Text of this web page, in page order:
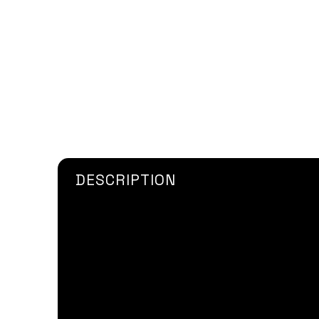
DESCRIPTION